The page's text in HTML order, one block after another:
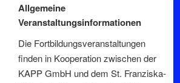
Allgemeine
Veranstaltungsinformationen
Die Fortbildungsveranstaltungen
finden in Kooperation zwischen der
KAPP GmbH und dem St. Franziska-